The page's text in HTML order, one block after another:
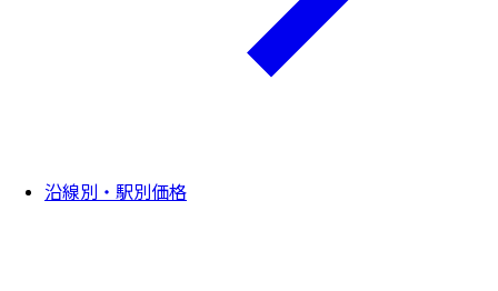
沿線別・駅別価格